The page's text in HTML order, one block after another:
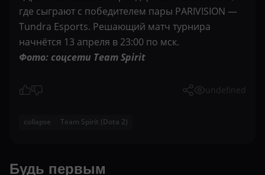
где сыграют с победителем пары PARIVISION —
Tundra Esports. Решающий матч турнира
начнётся 13 апреля в 23:00 по мск.
Фото: соцсети Team Spirit
undefined
collapse Team Spirit (Dota 2)
Будь первым